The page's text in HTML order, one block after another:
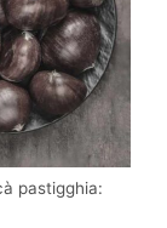
pastigghia: